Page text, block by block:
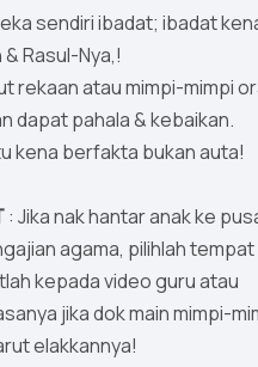
sendiri ibadat; ibadat
& Rasul-Nya,!
rekaan atau mimpi-mimpi
dapat pahala & kebaikan.
kena berfakta bukan auta!
: Jika nak hantar anak ke
agama, pilihlah tempat
kepada video guru atau
jika dok main mimpi-
elakkannya!